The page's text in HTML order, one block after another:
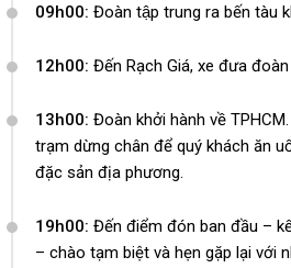
09h00: Đoàn tập trung ra bến tàu
12h00: Đến Rạch Giá, xe đưa
13h00: Đoàn khởi hành về
trạm dừng chân để quý khách ăn
đặc sản địa phương.
19h00: Đến điểm đón ban đầu –
– chào tạm biệt và hẹn gặp lại với